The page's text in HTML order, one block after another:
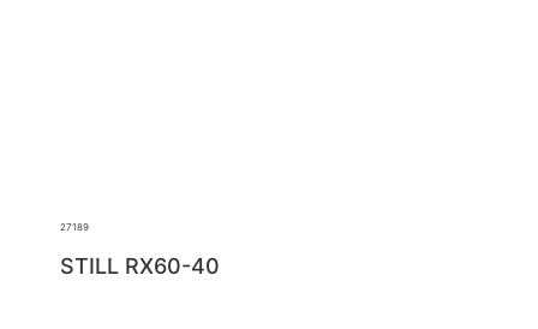
27189
STILL RX60-40